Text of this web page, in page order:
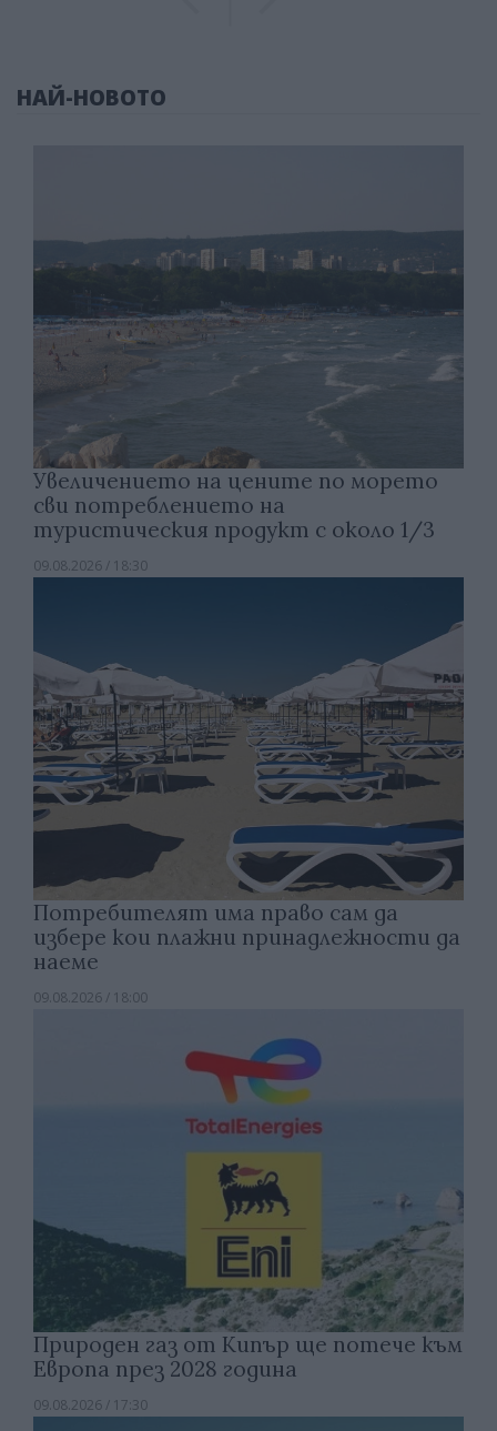
НАЙ-НОВОТО
Увеличението на цените по морето
сви потреблението на
туристическия продукт с около 1/3
09.08.2026 / 18:30
Потребителят има право сам да
избере кои плажни принадлежности да
наеме
09.08.2026 / 18:00
Природен газ от Кипър ще потече към
Европа през 2028 година
09.08.2026 / 17:30